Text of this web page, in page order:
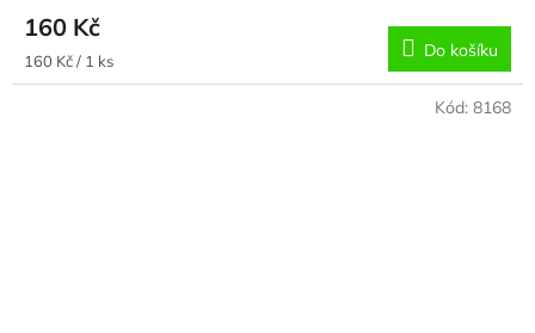
160 Kč
Měrná
cena:
160 Kč / 1 ks Do košíku
Kód: 8168